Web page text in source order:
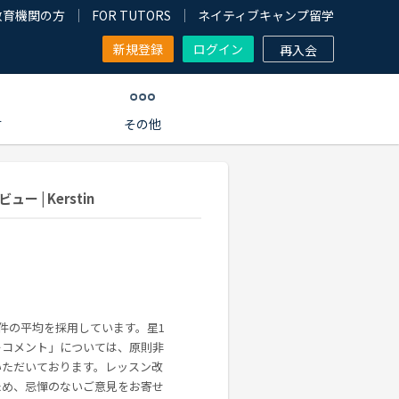
機関の方 FOR TUTORS
ネイティブキャンプ留学
新規登録
ログイン 再入会
その他
ュー | Kerstin
の平均を採用しています。星1
メント」については、原則非
だいております。レッスン改
、忌憚のないご意見をお寄せ